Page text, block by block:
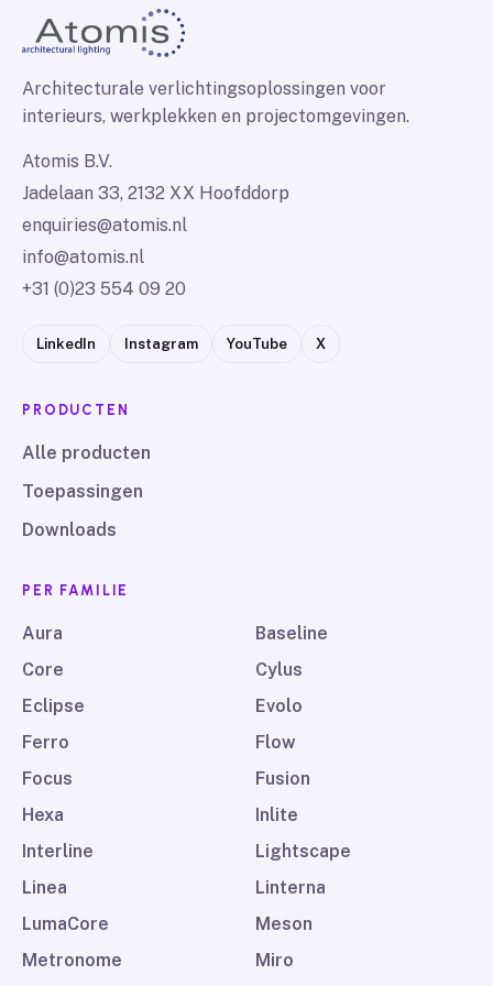
Architecturale verlichtingsoplossingen voor
interieurs, werkplekken en projectomgevingen.
Atomis B.V.
Jadelaan 33, 2132 XX Hoofddorp
enquiries@atomis.nl
info@atomis.nl
+31 (0)23 554 09 20
LinkedIn Instagram YouTube X
PRODUCTEN
Alle producten
Toepassingen
Downloads
PER FAMILIE
Aura
Baseline
Core
Cylus
Eclipse
Evolo
Ferro
Flow
Focus
Fusion
Hexa
Inlite
Interline
Lightscape
Linea
Linterna
LumaCore
Meson
Metronome
Miro